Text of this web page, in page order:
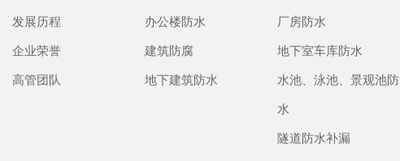
发展历程
企业荣誉
高管团队
办公楼防水
建筑防腐
地下建筑防水
厂房防水
地下室车库防水
水池、泳池、景观池防
水
隧道防水补漏